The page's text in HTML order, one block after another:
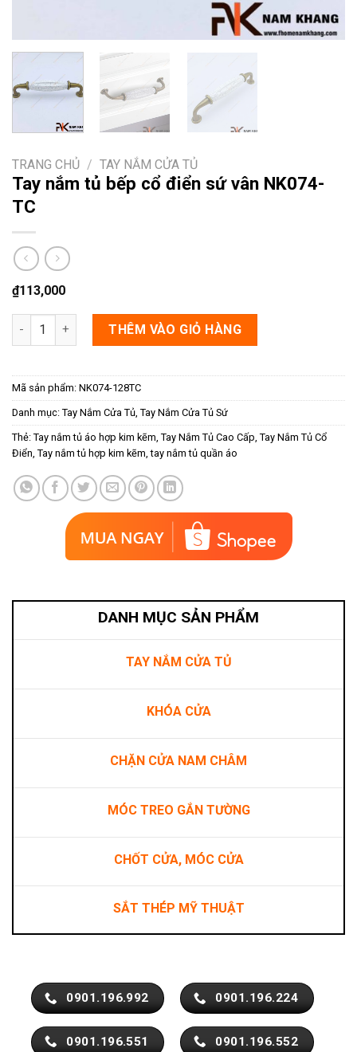
TRANG CHỦ / TAY NẮM CỬA TỦ
Tay nắm tủ bếp cổ điển sứ vân NK074-
TC
₫113,000
Tay nắm tủ bếp cổ điển sứ vân NK074-TC số lượng
THÊM VÀO GIỎ HÀNG
Mã sản phẩm: NK074-128TC
Danh mục: Tay Nắm Cửa Tủ Tay Nắm Cửa Tủ Sứ
Thẻ: Tay nắm tủ áo hợp kim kẽm Tay Nắm Tủ Cao Cấp Tay Nắm Tủ Cổ
Điển Tay nắm tủ hợp kim kẽm ,tay nắm tủ quần áo
DANH MỤC SẢN PHẨM
TAY NẮM CỬA TỦ
KHÓA CỬA
CHẶN CỬA NAM CHÂM
MÓC TREO GẮN TƯỜNG
CHỐT CỬA, MÓC CỬA
SẮT THÉP MỸ THUẬT
0901.196.992 0901.196.224
0901.196.551 0901.196.552